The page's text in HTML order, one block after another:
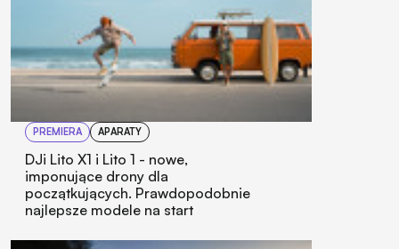
PREMIERA APARATY
DJi Lito X1 i Lito 1 - nowe,
imponujące drony dla
początkujących. Prawdopodobnie
najlepsze modele na start